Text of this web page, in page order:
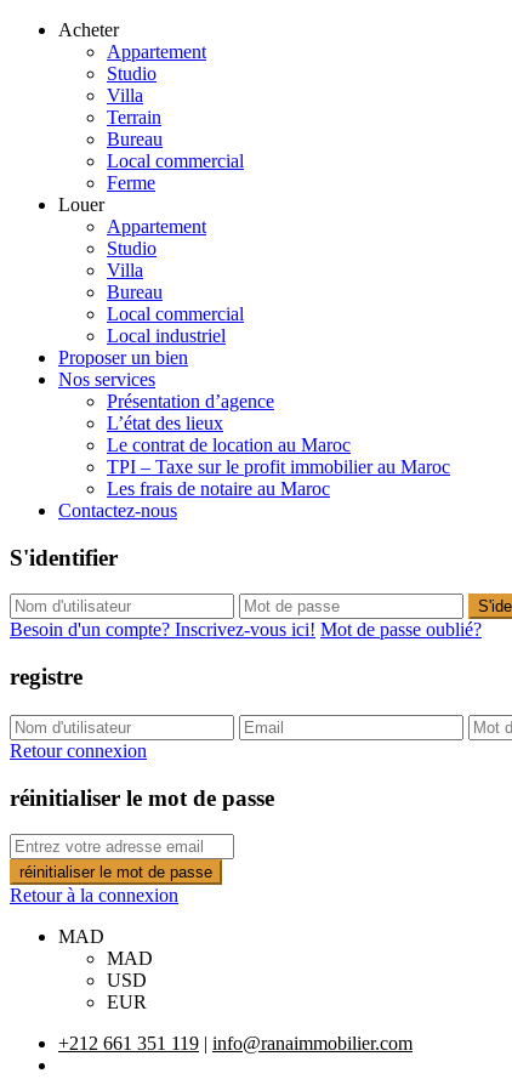
Acheter
Appartement
Studio
Villa
Terrain
Bureau
Local commercial
Ferme
Louer
Appartement
Studio
Villa
Bureau
Local commercial
Local industriel
Proposer un bien
Nos services
Présentation d’agence
L’état des lieux
Le contrat de location au Maroc
TPI – Taxe sur le profit immobilier au Maroc
Les frais de notaire au Maroc
Contactez-nous
S'identifier
Besoin d'un compte? Inscrivez-vous ici! Mot de passe oublié?
registre
Retour connexion
réinitialiser le mot de passe
réinitialiser le mot de passe
Retour à la connexion
MAD
MAD
USD
EUR
+212 661 351 119 | info@ranaimmobilier.com